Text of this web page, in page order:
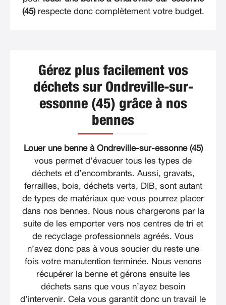
(45)respecte donc complètement votre budget.
Gérez plus facilement vos
déchets sur Ondreville-sur-
essonne (45) grâce à nos
bennes
Louer une benne à Ondreville-sur-essonne (45)
vous permet d’évacuer tous les types de
déchets et d’encombrants. Aussi, gravats,
ferrailles, bois, déchets verts, DIB, sont autant
de types de matériaux que vous pourrez placer
dans nos bennes. Nous nous chargerons par la
suite de les emporter vers nos centres de tri et
de recyclage professionnels agréés. Vous
n’avez donc pas à vous soucier du reste une
fois votre manutention terminée. Nous venons
récupérer la benne et gérons ensuite les
déchets sans que vous n’ayez besoin
d’intervenir. Cela vous garantit donc un travail le